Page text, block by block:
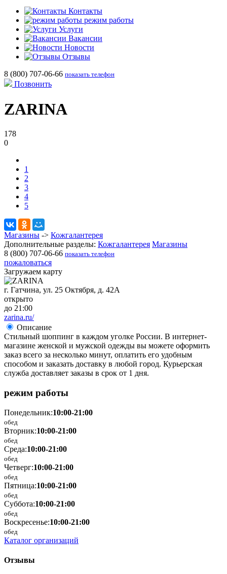
Контакты
режим работы
Услуги
Вакансии
Новости
Отзывы
8 (800) 707-06-66 показать телефон
Позвонить
ZARINA
178
0
1
2
3
4
5
Магазины -> Кожгалантерея
Дополнительные разделы: Кожгалантерея Магазины
8 (800) 707-06-66 показать телефон
пожаловаться
Загружаем карту
г. Гатчина, ул. 25 Октября, д. 42А
открыто
до 21:00
zarina.ru/
Описание
Cтильный шоппинг в каждом уголке России. В интернет-
магазине женской и мужской одежды вы можете оформить
заказ всего за несколько минут, оплатить его удобным
способом и заказать доставку в любой город. Курьерская
служба доставляет заказы в срок от 1 дня.
режим работы
Понедельник:10:00-21:00
обед
Вторник:10:00-21:00
обед
Среда:10:00-21:00
обед
Четверг:10:00-21:00
обед
Пятница:10:00-21:00
обед
Суббота:10:00-21:00
обед
Воскресенье:10:00-21:00
обед
Каталог организаций
Отзывы